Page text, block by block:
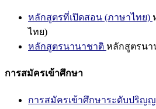
หลักสูตรที่เปิดสอน (ภาษาไทย)
ไทย)
หลักสูตรนานาชาติ หลักสูตรนา
การสมัครเข้าศึกษา
การสมัครเข้าศึกษาระดับปริญ